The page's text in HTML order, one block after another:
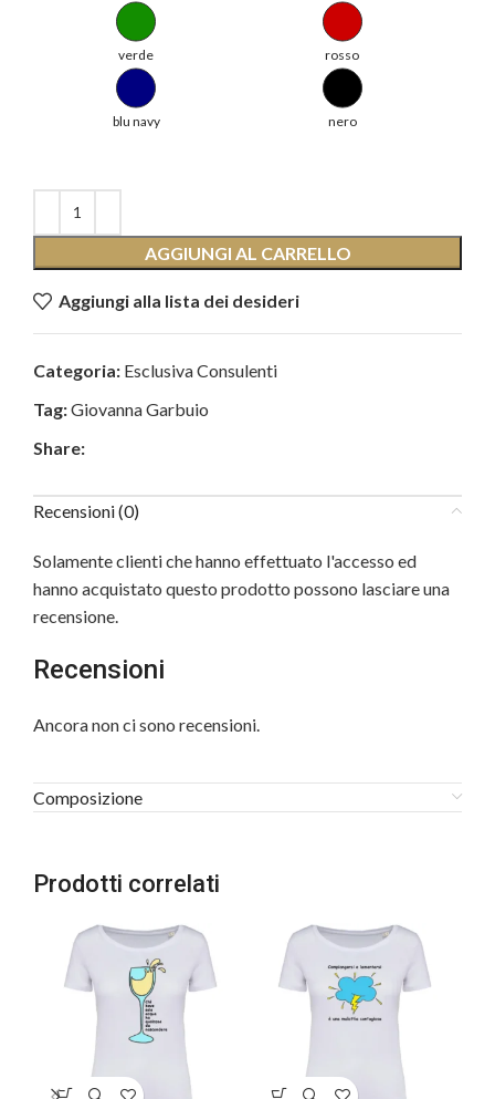
verde rosso
blu navy nero
AGGIUNGI AL CARRELLO
Aggiungi alla lista dei desideri
Categoria: Esclusiva Consulenti
Tag:Giovanna Garbuio
Share:
Recensioni (0)
Recensioni
Ancora non ci sono recensioni.
Solamente clienti che hanno effettuato l'accesso ed
hanno acquistato questo prodotto possono lasciare una
recensione.
Composizione
Prodotti correlati